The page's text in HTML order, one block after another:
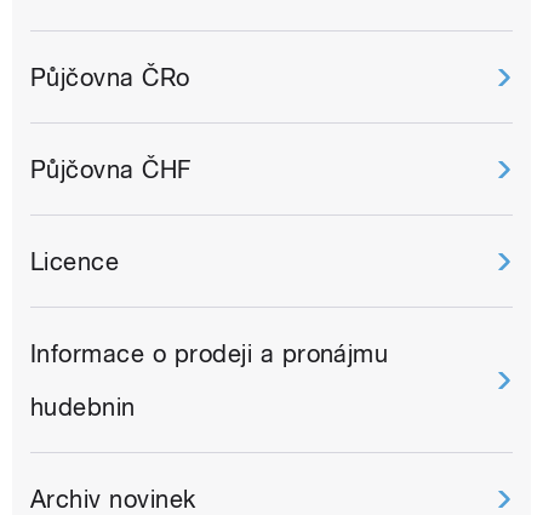
Půjčovna ČRo
Půjčovna ČHF
Licence
Informace o prodeji a pronájmu
hudebnin
Archiv novinek